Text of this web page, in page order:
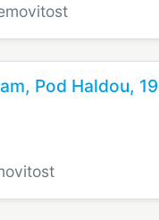
Pod Haldou,